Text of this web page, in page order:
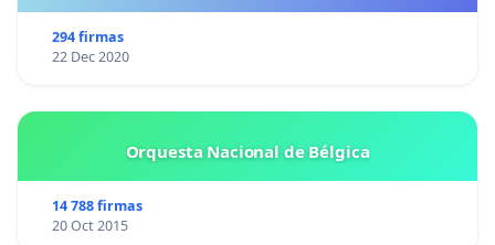
294 firmas
22 Dec 2020
Orquesta Nacional de Bélgica
14 788 firmas
20 Oct 2015